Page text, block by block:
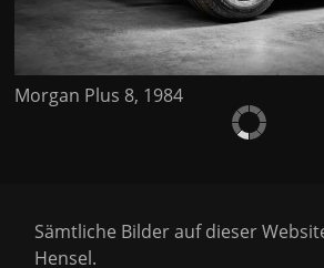
Morgan Plus 8, 1984
Sämtliche Bilder auf dieser
Hensel.